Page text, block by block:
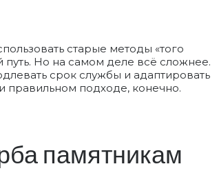
старые методы «того
Но на самом деле всё сложнее.
срок службы и адаптировать
правильном подходе, конечно.
памятникам